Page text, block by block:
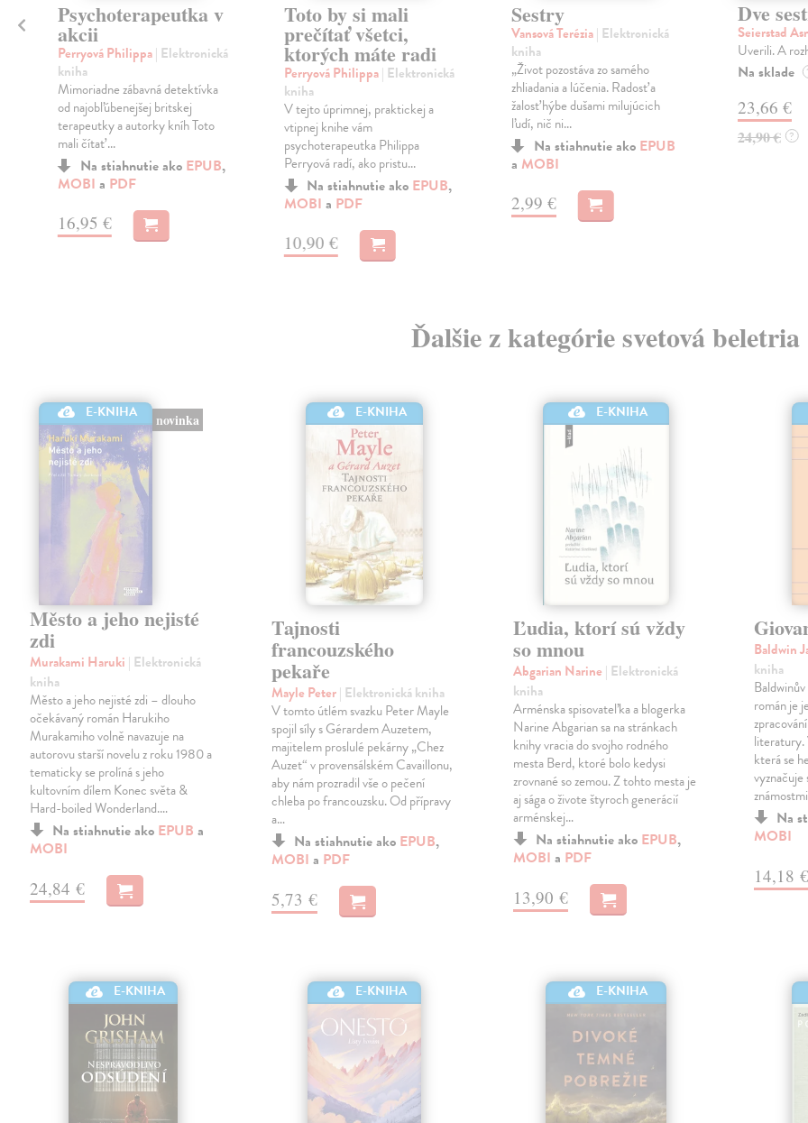
Psychoterapeutka v
akcii
Perryová Philippa| Elektronická
kniha
Mimoriadne zábavná detektívka
od najobľúbenejšej britskej
terapeutky a autorky kníh Toto
mali čítať ...
Na stiahnutie ako EPUB,
MOBI a PDF
16,95 €
Toto by si mali
prečítať všetci,
ktorých máte radi
Perryová Philippa| Elektronická
kniha
V tejto úprimnej, praktickej a
vtipnej knihe vám
psychoterapeutka Philippa
Perryová radí, ako pristu...
Na stiahnutie ako EPUB,
MOBI a PDF
10,90 €
Sestry
Vansová Terézia| Elektronická
kniha
„Život pozostáva zo samého
zhliadania a lúčenia. Radosť a
žalosť hýbe dušami milujúcich
ľudí, nič ni...
Na stiahnutie ako EPUB
a MOBI
2,99 €
Dve
Seierstad
Uverili. A
Na sklade
23,66 €
24,90 € ?
Ďalšie z kategórie svetová beletria
E-KNIHA novinka
Město a jeho nejisté
zdi
Murakami Haruki | Elektronická
kniha
Město a jeho nejisté zdi – dlouho
očekávaný román Harukiho
Murakamiho volně navazuje na
autorovu starší novelu z roku 1980 a
tematicky se prolíná s jeho
kultovním dílem Konec světa &
Hard-boiled Wonderland.…
Na stiahnutie ako EPUB a
MOBI
24,84 €
E-KNIHA
Tajnosti
francouzského
pekaře
Mayle Peter| Elektronická kniha
V tomto útlém svazku Peter Mayle
spojil síly s Gérardem Auzetem,
majitelem proslulé pekárny „Chez
Auzet“ v provensálském Cavaillonu,
aby nám prozradil vše o pečení
chleba po francouzsku. Od přípravy
a…
Na stiahnutie ako EPUB,
MOBI a PDF
5,73 €
E-KNIHA
Ľudia, ktorí sú vždy
so mnou
Abgarian Narine | Elektronická
kniha
Arménska spisovateľka a blogerka
Narine Abgarian sa na stránkach
knihy vracia do svojho rodného
mesta Berd, ktoré bolo kedysi
zrovnané so zemou. Z tohto mesta je
aj sága o živote štyroch generácií
arménskej…
Na stiahnutie ako EPUB,
MOBI a PDF
13,90 €
Baldwin
kniha
román je
literatury.
která se
vyznačuje
Na
MOBI
14,18 €
E-KNIHA E-KNIHA E-KNIHA